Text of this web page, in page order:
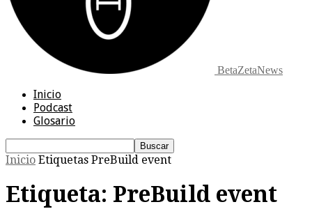
BetaZetaNews
Inicio
Podcast
Glosario
Inicio Etiquetas PreBuild event
Etiqueta: PreBuild event